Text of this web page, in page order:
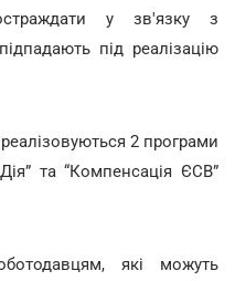
у зв'язку з
під реалізацію
2 програми
та “Компенсація ЄСВ”
які можуть